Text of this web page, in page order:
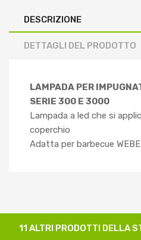
DESCRIZIONE
DETTAGLI DEL PRODOTTO
LAMPADA PER
SERIE 300 E 3000
Lampada a led che si
coperchio
Adatta per barbecue
11 ALTRI PRODOTTI DELLA